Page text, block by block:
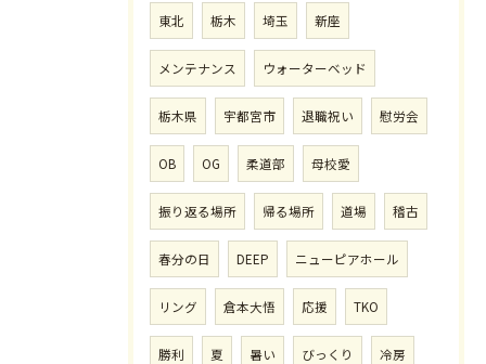
東北 栃木 埼玉 新座
メンテナンス ウォーターベッド
栃木県 宇都宮市 退職祝い 慰労会
OB OG 柔道部 母校愛
振り返る場所 帰る場所 道場 稽古
春分の日 DEEP ニューピアホール
リング 倉本大悟 応援 TKO
勝利 夏 暑い びっくり 冷房